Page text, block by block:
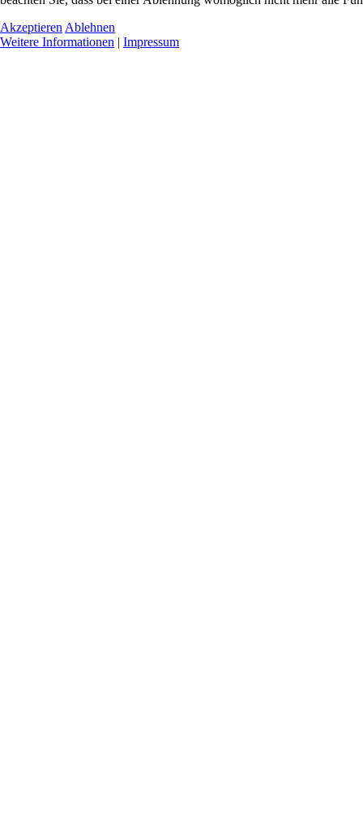
Akzeptieren Ablehnen
Weitere Informationen | Impressum